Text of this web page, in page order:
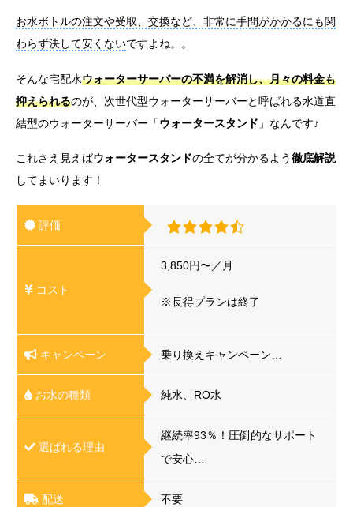
お水ボトルの注文や受取、交換など、非常に手間がかかるにも関
わらず決して安くないですよね。。
そんな宅配水ウォーターサーバーの不満を解消し、月々の料金も
抑えられるのが、次世代型ウォーターサーバーと呼ばれる水道直
結型のウォーターサーバー「ウォータースタンド 」なんです♪
これさえ見えばウォータースタンドの全てが分かるよう徹底解説
してまいります！
評価
コスト
3,850円〜／月
※長得プランは終了
キャンペーン 乗り換えキャンペーン…
お水の種類 純水、RO水
選ばれる理由
継続率93％！圧倒的なサポート
で安心…
配送 不要